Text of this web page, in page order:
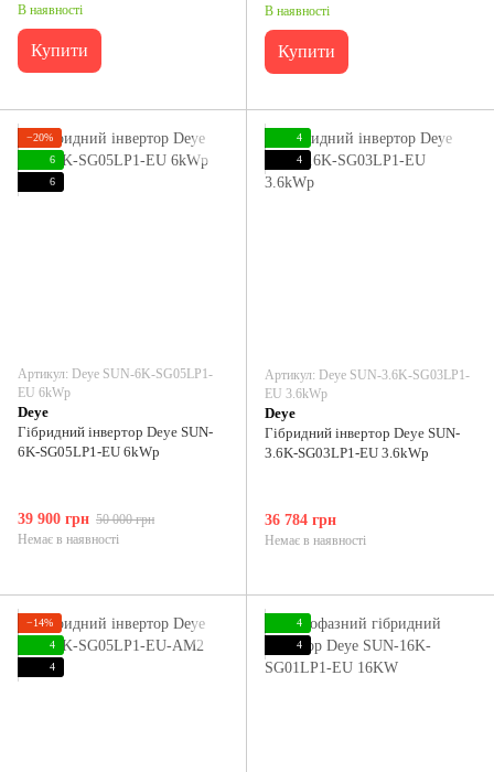
В наявності
Купити
В наявності
Купити
−20%
6
6
Артикул: Deye SUN-6K-SG05LP1-
EU 6kWp
Deye
Гібридний інвертор Deye SUN-
6K-SG05LP1-EU 6kWp
39 900 грн 50 000 грн
Немає в наявності
4
4
Артикул: Deye SUN-3.6K-SG03LP1-
EU 3.6kWp
Deye
Гібридний інвертор Deye SUN-
3.6K-SG03LP1-EU 3.6kWp
36 784 грн
Немає в наявності
−14%
4
4
4
4